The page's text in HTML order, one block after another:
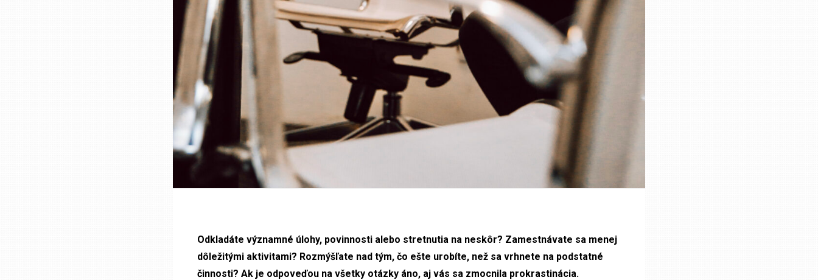
Odkladáte významné úlohy, povinnosti alebo stretnutia na neskôr? Zamestnávate sa menej
dôležitými aktivitami? Rozmýšľate nad tým, čo ešte urobíte, než sa vrhnete na podstatné
činnosti? Ak je odpoveďou na všetky otázky áno, aj vás sa zmocnila prokrastinácia.